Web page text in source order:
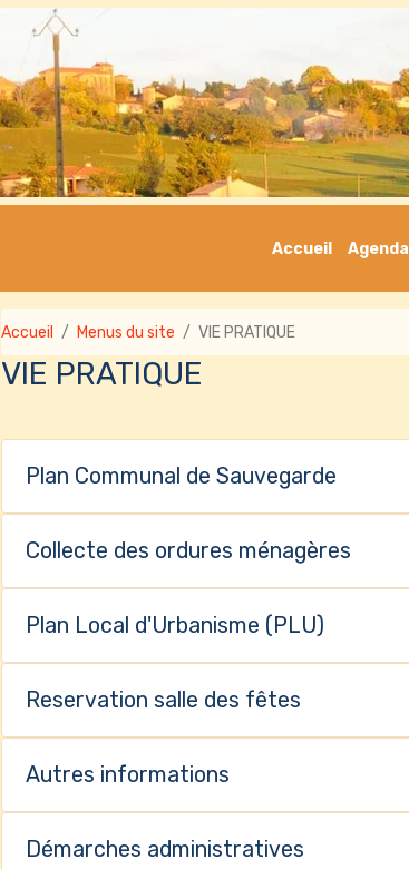
Accueil Agenda
Accueil Menus du site VIE PRATIQUE
VIE PRATIQUE
Plan Communal de Sauvegarde
Collecte des ordures ménagères
Plan Local d'Urbanisme (PLU)
Reservation salle des fêtes
Autres informations
Démarches administratives